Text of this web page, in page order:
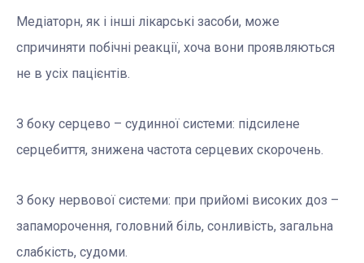
Медіаторн, як і інші лікарські засоби, може
спричиняти побічні реакції, хоча вони проявляються
не в усіх пацієнтів.
З боку серцево – судинної системи: підсилене
серцебиття, знижена частота серцевих скорочень.
З боку нервової системи: при прийомі високих доз –
запаморочення, головний біль, сонливість, загальна
слабкість, судоми.